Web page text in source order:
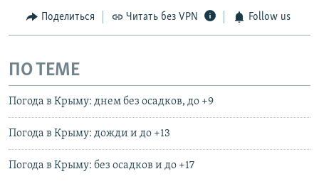
Поделиться Читать без VPN Follow us
ПО ТЕМЕ
Погода в Крыму: днем без осадков, до +9
Погода в Крыму: дожди и до +13
Погода в Крыму: без осадков и до +17